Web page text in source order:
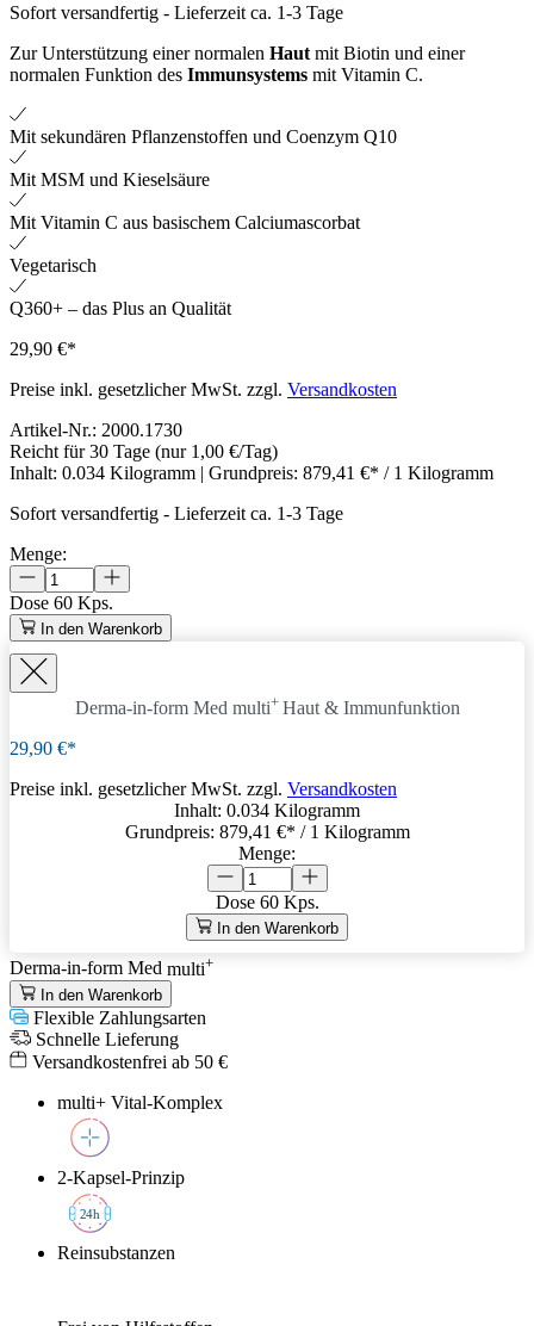
Sofort versandfertig - Lieferzeit ca. 1-3 Tage
Zur Unterstützung einer normalen Haut mit Biotin und einer
normalen Funktion des Immunsystems mit Vitamin C.
Mit sekundären Pflanzenstoffen und Coenzym Q10
Mit MSM und Kieselsäure
Mit Vitamin C aus basischem Calciumascorbat
Vegetarisch
Q360+ – das Plus an Qualität
29,90 €*
Preise inkl. gesetzlicher MwSt. zzgl. Versandkosten
Artikel-Nr.: 2000.1730
Reicht für 30 Tage (nur 1,00 €/Tag)
Inhalt: 0.034 Kilogramm | Grundpreis: 879,41 €* / 1 Kilogramm
Sofort versandfertig - Lieferzeit ca. 1-3 Tage
Menge:
Dose 60 Kps.
In den Warenkorb
Derma-in-form Med multi+ Haut & Immunfunktion
29,90 €*
Preise inkl. gesetzlicher MwSt. zzgl. Versandkosten
Inhalt: 0.034 Kilogramm
Grundpreis: 879,41 €* / 1 Kilogramm
Menge:
Dose 60 Kps.
In den Warenkorb
Derma-in-form Med multi+
In den Warenkorb
Flexible Zahlungsarten
Schnelle Lieferung
Versandkostenfrei ab 50 €
multi+ Vital-Komplex
2-Kapsel-Prinzip
24h
Reinsubstanzen